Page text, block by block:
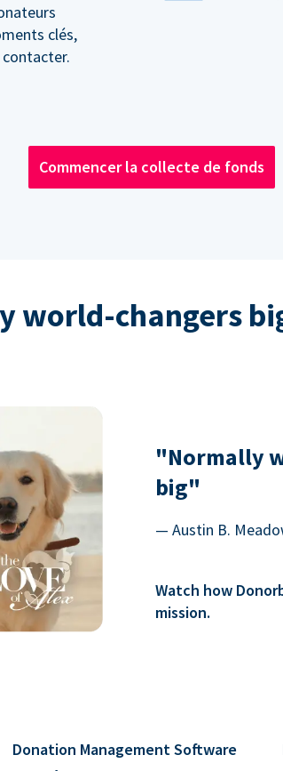
clés,
Commencer la collecte de fonds
world-changers
"Normally
big"
— Austin B.
Watch how
mission.
Donation Management Software